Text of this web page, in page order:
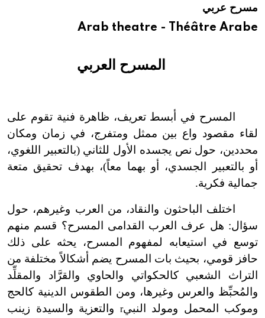
هيئة الموسوعة العربية تطلق موسوعات جديدة في عام 2026مسرح عربي
Arab theatre - Théâtre Arabe
المسرح العربي
المسرح في أبسط تعريف، ظاهرة فنية تقوم على
لقاء مقصود واع بين ممثل ومتفرج، في زمان ومكان
محددين، حول نص يجسده الأول للثاني (بالتعبير اللغوي،
أو بالتعبير الجسدي، أو بهما معاً)، بهدف تحقيق متعة
جمالية فكرية.
اختلف الباحثون والنقاد، من العرب وغيرهم، حول
سؤال: هل عرف العرب القدامى المسرح؟ قسم منهم
توسع في استيعابه لمفهوم المسرح، يحثه على ذلك
حافز قومي، بحيث بات المسرح يضم أشكالاً مختلفة من
التراث الشعبي كالحكواتي والحاوي والقرَّاد والمقلِّد
والمُحبِّظ والعرس وغيرها، ومن الطقوس الدينية كالحج
وموكب المحمل ومولد النبيr
والتعزية والسيدة زينب